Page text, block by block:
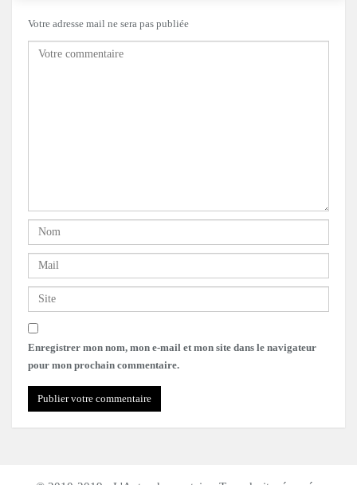
Votre adresse mail ne sera pas publiée
Enregistrer mon nom, mon e-mail et mon site dans le navigateur
pour mon prochain commentaire.